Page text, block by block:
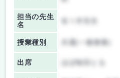
担当の先生
名
授業種別 共通(一般教養)
出席 ほぼ毎回とる